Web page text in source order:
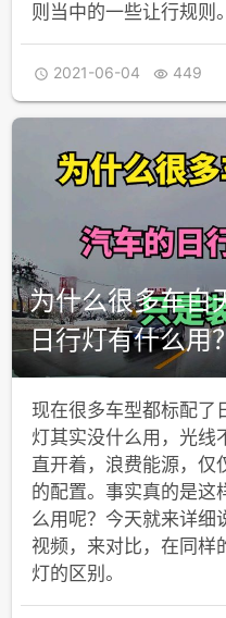
则当中的一些让行规则。
 2021-06-04  449
为什么很多车白
日行灯有什么用
现在很多车型都标配了
灯其实没什么用，光线
直开着，浪费能源，仅
的配置。事实真的是这
么用呢？今天就来详细
视频，来对比，在同样
灯的区别。